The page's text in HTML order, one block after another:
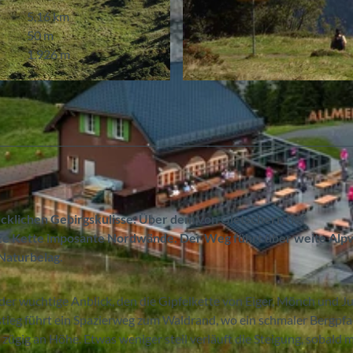
© Berne Rando, wandersite.ch
5,16 km
50 m
1.926 m
Gebirgskulisse: Über dem von Gletschern tief
Kette imposante Nordwände. Der Weg führt über weite
wuchtige Anblick, den die Gipfelkette von Eiger, Mönch und
führt ein Spazierweg zum Waldrand, wo ein schmaler
an Höhe. Etwas weniger steil verläuft die Steigung, sobald